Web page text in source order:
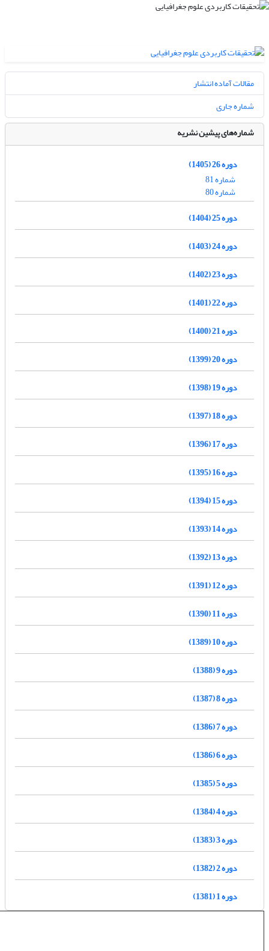
مقالات آماده انتشار
شماره جاری
شماره‌های پیشین نشریه
دوره 26 (1405)
شماره 81
شماره 80
دوره 25 (1404)
دوره 24 (1403)
دوره 23 (1402)
دوره 22 (1401)
دوره 21 (1400)
دوره 20 (1399)
دوره 19 (1398)
دوره 18 (1397)
دوره 17 (1396)
دوره 16 (1395)
دوره 15 (1394)
دوره 14 (1393)
دوره 13 (1392)
دوره 12 (1391)
دوره 11 (1390)
دوره 10 (1389)
دوره 9 (1388)
دوره 8 (1387)
دوره 7 (1386)
دوره 6 (1386)
دوره 5 (1385)
دوره 4 (1384)
دوره 3 (1383)
دوره 2 (1382)
دوره 1 (1381)